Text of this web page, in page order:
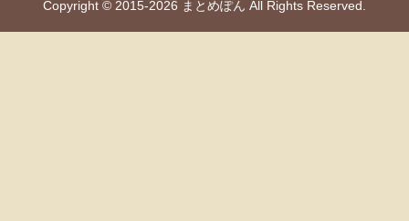
Copyright © 2015-2026 まとめぽん All Rights Reserved.